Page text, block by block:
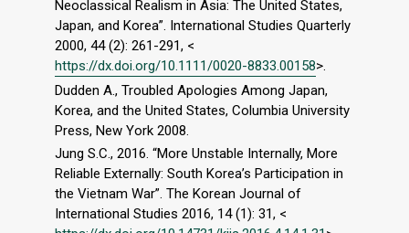
Neoclassical Realism in Asia: The United States,
Japan, and Korea”. International Studies Quarterly
2000, 44 (2): 261-291, <
https://dx.doi.org/10.1111/0020-8833.00158>.
Dudden A., Troubled Apologies Among Japan,
Korea, and the United States, Columbia University
Press, New York 2008.
Jung S.C., 2016. “More Unstable Internally, More
Reliable Externally: South Korea’s Participation in
the Vietnam War”. The Korean Journal of
International Studies 2016, 14 (1): 31, <